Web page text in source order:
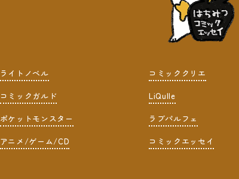
ライトノベル
コミックガルド
ポケットモンスター
アニメ/ゲーム/CD
コミッククリエ
LiQulle
ラブパルフェ
コミックエッセイ